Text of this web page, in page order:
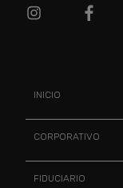
INICIO
CORPORATIVO
FIDUCIARIO